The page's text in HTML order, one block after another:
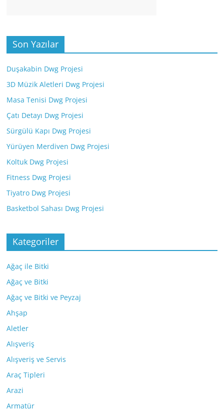
Son Yazılar
Duşakabin Dwg Projesi
3D Müzik Aletleri Dwg Projesi
Masa Tenisi Dwg Projesi
Çatı Detayı Dwg Projesi
Sürgülü Kapı Dwg Projesi
Yürüyen Merdiven Dwg Projesi
Koltuk Dwg Projesi
Fitness Dwg Projesi
Tiyatro Dwg Projesi
Basketbol Sahası Dwg Projesi
Kategoriler
Ağaç ile Bitki
Ağaç ve Bitki
Ağaç ve Bitki ve Peyzaj
Ahşap
Aletler
Alışveriş
Alışveriş ve Servis
Araç Tipleri
Arazi
Armatür